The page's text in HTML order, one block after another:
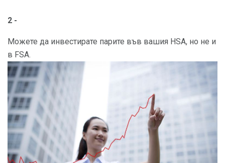
2 -
Можете да инвестирате парите във вашия HSA, но не и
в FSA.